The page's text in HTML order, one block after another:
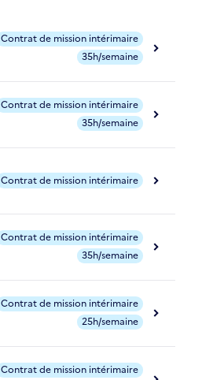
Contrat de mission intérimaire
35h/semaine
Contrat de mission intérimaire
35h/semaine
Contrat de mission intérimaire
Contrat de mission intérimaire
35h/semaine
Contrat de mission intérimaire
25h/semaine
Contrat de mission intérimaire